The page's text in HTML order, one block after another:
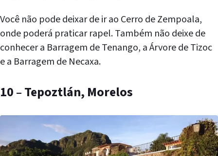
Você não pode deixar de ir ao Cerro de Zempoala,
onde poderá praticar rapel. Também não deixe de
conhecer a Barragem de Tenango, a Árvore de Tizoc
e a Barragem de Necaxa.
10 – Tepoztlán, Morelos